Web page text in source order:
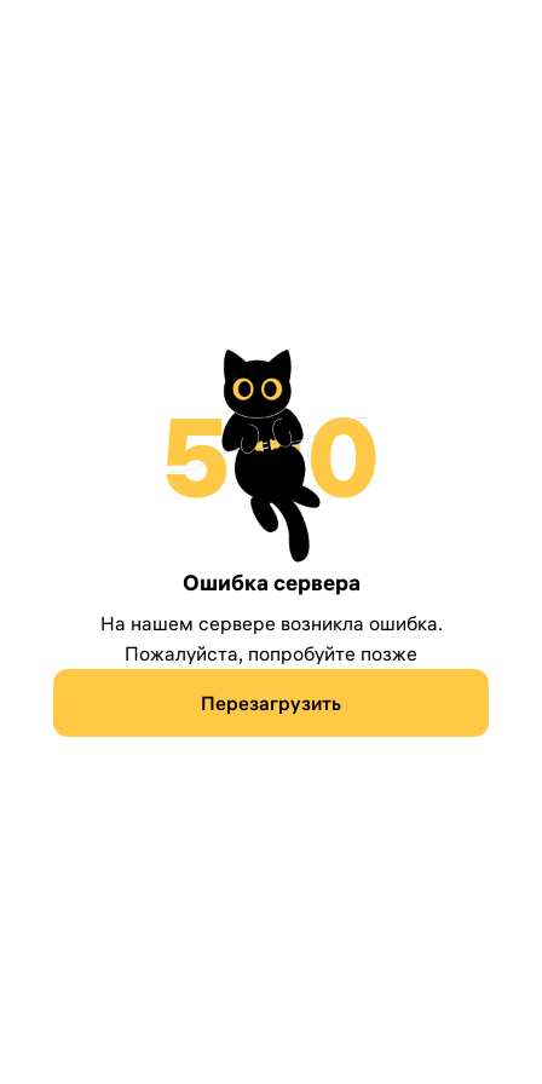
Ошибка сервера
На нашем сервере возникла ошибка.
Пожалуйста, попробуйте позже
Перезагрузить